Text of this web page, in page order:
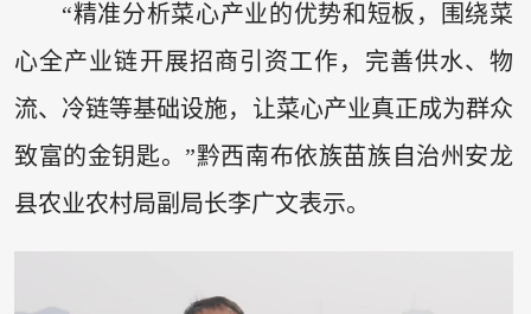
“精准分析菜心产业的优势和短板，围绕菜
心全产业链开展招商引资工作，完善供水、物
流、冷链等基础设施，让菜心产业真正成为群众
致富的金钥匙。”黔西南布依族苗族自治州安龙
县农业农村局副局长李广文表示。